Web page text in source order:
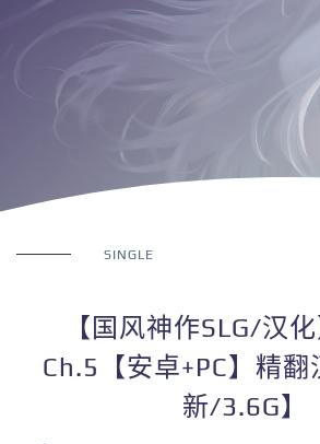
SINGLE
【国风神作SLG/汉
Ch.5【安卓+PC】精翻
新/3.6G】